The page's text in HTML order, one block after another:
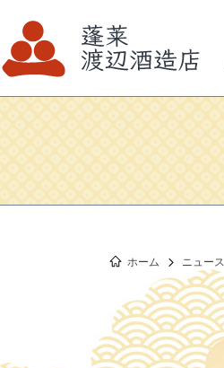
ホーム ニュース